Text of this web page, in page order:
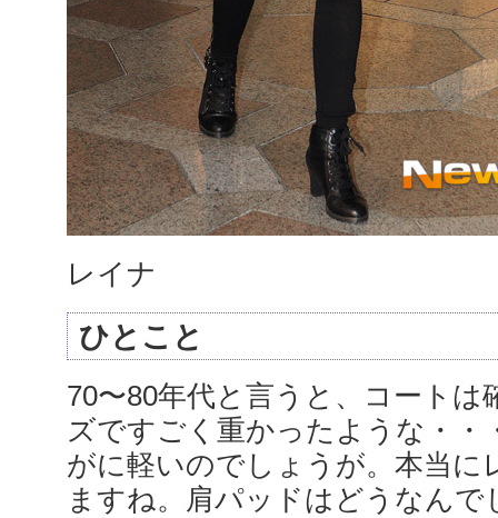
レイナ
ひとこと
70〜80年代と言うと、コートは
ズですごく重かったような・・
がに軽いのでしょうが。本当に
ますね。肩パッドはどうなんで